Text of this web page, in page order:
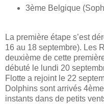
3ème Belgique
La première étape s’est
16 au 18 septembre). Les
deuxième de cette
débuté le lundi 20
Flotte a rejoint le 22
Dolphins sont arrivés
instants dans de petits